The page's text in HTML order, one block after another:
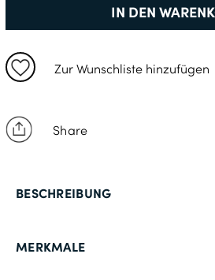
IN DEN
Zur Wunschliste hinzufügen
Share
MERKMALE
BESCHREIBUNG